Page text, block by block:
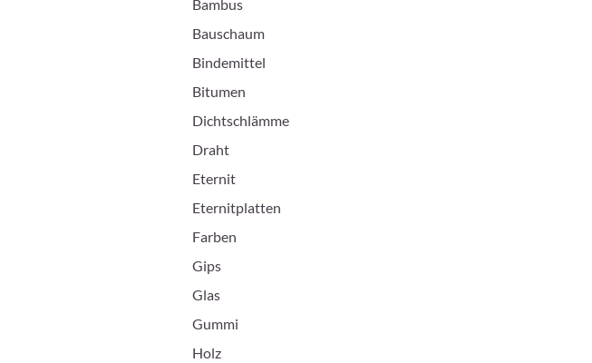
Bambus
Bauschaum
Bindemittel
Bitumen
Dichtschlämme
Draht
Eternit
Eternitplatten
Farben
Gips
Glas
Gummi
Holz